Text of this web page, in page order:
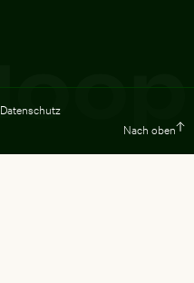
Datenschutz
Nach oben